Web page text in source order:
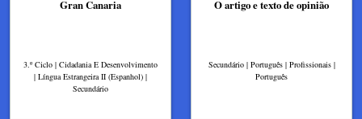
Gran Canaria
3.º Ciclo | Cidadania E Desenvolvimento
| Língua Estrangeira II (Espanhol) |
Secundário
O artigo e texto de opinião
Secundário | Português | Profissionais |
Português